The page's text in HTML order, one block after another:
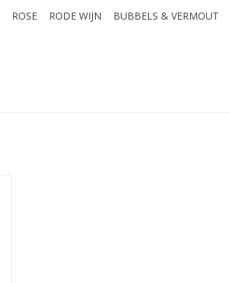
ROSE RODE WIJN BUBBELS & VERMOUT